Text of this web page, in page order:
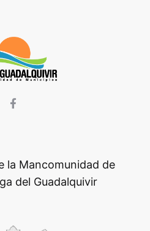
la Mancomunidad de
del Guadalquivir